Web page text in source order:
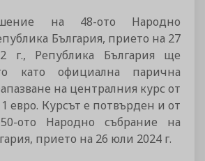
на 48-ото Народно
България, прието на 27
г., Република България ще
като официална парична
на централния курс от
1 евро. Курсът е потвърден и от
ото Народно събрание на
прието на 26 юли 2024 г.